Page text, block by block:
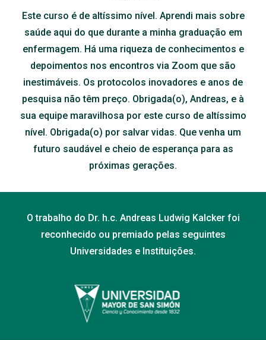
Este curso é de altíssimo nível. Aprendi mais sobre
saúde aqui do que durante a minha graduação em
enfermagem. Há uma riqueza de conhecimentos e
depoimentos nos encontros via Zoom que são
inestimáveis. Os protocolos inovadores e anos de
pesquisa não têm preço. Obrigada(o), Andreas, e à
sua equipe maravilhosa por este curso de altíssimo
nível. Obrigada(o) por salvar vidas. Que venha um
futuro saudável e cheio de esperança para as
próximas gerações.
O trabalho do Dr. h.c. Andreas Ludwig Kalcker foi
reconhecido ou premiado pelas seguintes
Universidades e Instituições.